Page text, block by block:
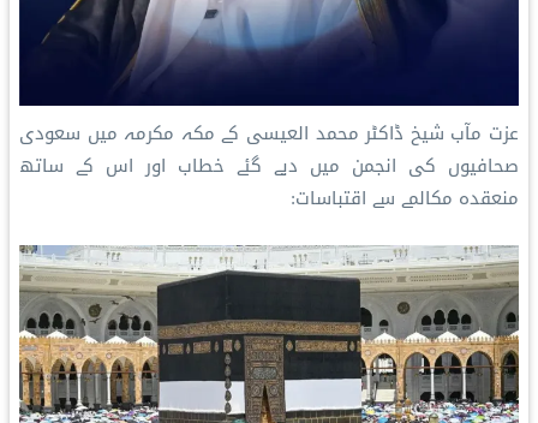
عزت مآب شیخ ڈاکٹر محمد العیسی کے مکہ مکرمہ میں سعودی
صحافیوں کی انجمن میں دیے گئے خطاب اور اس کے ساتھ
منعقدہ مکالمے سے اقتباسات: